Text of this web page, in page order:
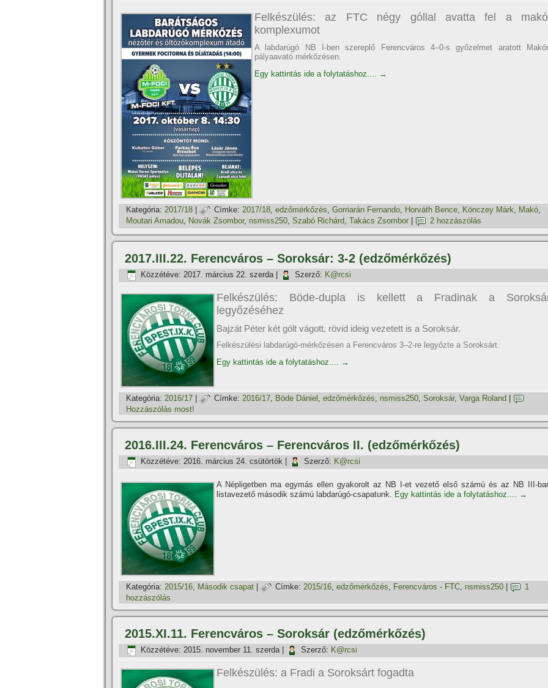
Felkészülés: az FTC négy góllal avatta fel a
komplexumot
A labdarúgó NB I-ben szereplő Ferencváros 4–0-s győzelmet aratott
pályaavató mérkőzésen.
Egy kattintás ide a folytatáshoz.... →
Kategória: 2017/18 Címke: 2017/18, edzőmérkőzés, Gorriarán Fernando, Horváth Bence, Könczey Márk, Makó,
Moutari Amadou, Novák Zsombor, nsmiss250, Szabó Richárd, Takács Zsombor 2 hozzászólás
2017.III.22. Ferencváros – Soroksár: 3-2 (edzőmérkőzés)
Közzétéve: 2017. március 22. szerda| Szerző: K@rcsi
Felkészülés: Böde-dupla is kellett a Fradinak a
legyőzéséhez
Bajzát Péter két gólt vágott, rövid ideig vezetett is a Soroksár.
Felkészülési labdarúgó-mérkőzésen a Ferencváros 3–2-re legyőzte a Soroksárt.
Egy kattintás ide a folytatáshoz.... →
Kategória: 2016/17 Címke: 2016/17, Böde Dániel , edzőmérkőzés, nsmiss250, Soroksár, Varga Roland
Hozzászólás most!
2016.III.24. Ferencváros – Ferencváros II. (edzőmérkőzés)
Közzétéve: 2016. március 24. csütörtök Szerző: K@rcsi
A Népligetben ma egymás ellen gyakorolt az NB I-et vezető első számú és az NB III-
listavezető második számú labdarúgó-csapatunk. Egy kattintás ide a folytatáshoz.... →
Kategória: 2015/16, Második csapat Címke: 2015/16, edzőmérkőzés, Ferencváros - FTC, nsmiss250
1
hozzászólás
2015.XI.11. Ferencváros – Soroksár (edzőmérkőzés)
Közzétéve: 2015. november 11. szerda| Szerző: K@rcsi
Felkészülés: a Fradi a Soroksárt fogadta